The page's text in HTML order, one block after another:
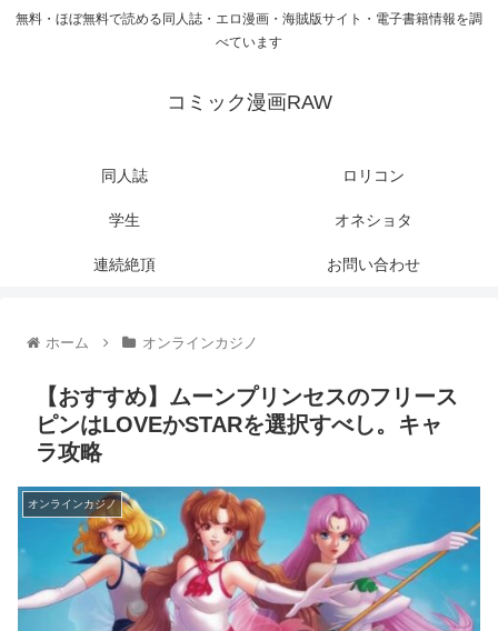
無料・ほぼ無料で読める同人誌・エロ漫画・海賊版サイト・電子書籍情報を調
べています
コミック漫画RAW
同人誌 ロリコン
学生 オネショタ
連続絶頂 お問い合わせ
ホーム オンラインカジノ
【おすすめ】ムーンプリンセスのフリース
ピンはLOVEかSTARを選択すべし。キャ
ラ攻略
オンラインカジノ